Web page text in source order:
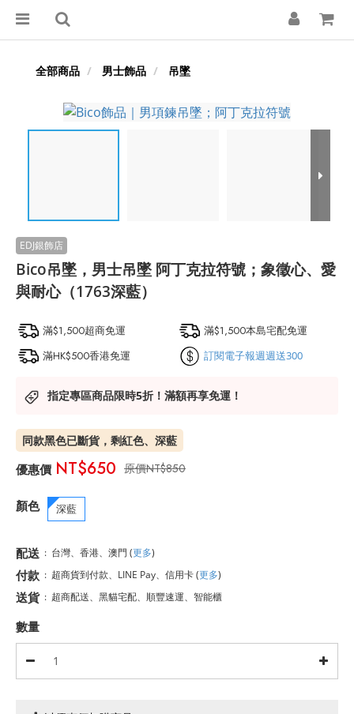
全部商品 男士飾品 吊墜
Bico吊墜，男士吊墜 阿丁克拉符號；象徵心、愛
與耐心（1763深藍）
滿$1,500超商免運
滿$1,500本島宅配免運
滿HK$500香港免運
訂閱電子報週週送300
指定專區商品限時5折！滿額再享免運！
同款黑色已斷貨，剩紅色、深藍
NT$850
NT$650
顏色 深藍
配送 : 台灣、香港、澳門 (更多)
付款 : 超商貨到付款、LINE Pay、信用卡(更多)
送貨 : 超商配送、黑貓宅配、順豐速運、智能櫃
數量